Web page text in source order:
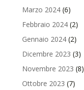
Marzo 2024(6)
Febbraio 2024(2)
Gennaio 2024(2)
Dicembre 2023 (3)
Novembre 2023 (8)
Ottobre 2023 (7)